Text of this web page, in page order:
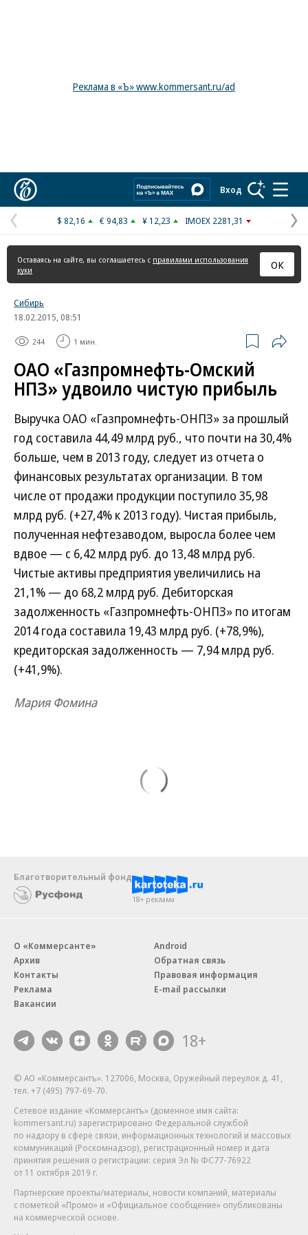
Реклама в «Ъ» www.kommersant.ru/ad
Вход
Предыдущая
страница
$ 82,16 € 94,83 ¥ 12,23 IMOEX 2281,31
Оставаясь на сайте, вы соглашаетесь с правилами использования
куки
ОК
Сибирь
18.02.2015, 08:51
244 1 мин.
ОАО «Газпромнефть-Омский
НПЗ» удвоило чистую прибыль
Выручка ОАО «Газпромнефть-ОНПЗ» за прошлый
год составила 44,49 млрд руб., что почти на 30,4%
больше, чем в 2013 году, следует из отчета о
финансовых результатах организации. В том
числе от продажи продукции поступило 35,98
млрд руб. (+27,4% к 2013 году). Чистая прибыль,
полученная нефтезаводом, выросла более чем
вдвое — с 6,42 млрд руб. до 13,48 млрд руб.
Чистые активы предприятия увеличились на
21,1% — до 68,2 млрд руб. Дебиторская
задолженность «Газпромнефть-ОНПЗ» по итогам
2014 года составила 19,43 млрд руб. (+78,9%),
кредиторская задолженность — 7,94 млрд руб.
(+41,9%).
Мария Фомина
Благотворительный фонд
18+ реклама
О «Коммерсанте»
Архив
Контакты
Реклама
Вакансии
Android
Обратная связь
Правовая информация
E-mail рассылки
18+
© АО «Коммерсантъ». 127006, Москва, Оружейный переулок д. 41,
тел. +7 (495) 797-69-70.
Сетевое издание «Коммерсантъ» (доменное имя сайта:
kommersant.ru) зарегистрировано Федеральной службой
по надзору в сфере связи, информационных технологий и массовых
коммуникаций (Роскомнадзор), регистрационный номер и дата
принятия решения о регистрации: серия Эл № ФС77-76922
от 11 октября 2019 г.
Партнерские проекты/материалы, новости компаний, материалы
с пометкой «Промо» и «Официальное сообщение» опубликованы
на коммерческой основе.